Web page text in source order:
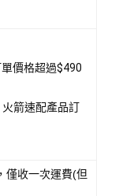
價格超過$490
箭速配產品訂
僅收一次運費(但